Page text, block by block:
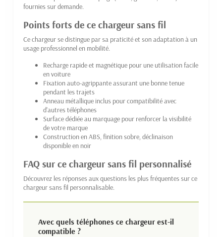
fournies sur demande.
Points forts de ce chargeur sans fil
Ce chargeur se distingue par sa praticité et son adaptation à un
usage professionnel en mobilité.
Recharge rapide et magnétique pour une utilisation facile
en voiture
Fixation auto-agrippante assurant une bonne tenue
pendant les trajets
Anneau métallique inclus pour compatibilité avec
d'autres téléphones
Surface dédiée au marquage pour renforcer la visibilité
de votre marque
Construction en ABS, finition sobre, déclinaison
disponible en noir
FAQ sur ce chargeur sans fil personnalisé
Découvrez les réponses aux questions les plus fréquentes sur ce
chargeur sans fil personnalisable.
Avec quels téléphones ce chargeur est-il
compatible ?